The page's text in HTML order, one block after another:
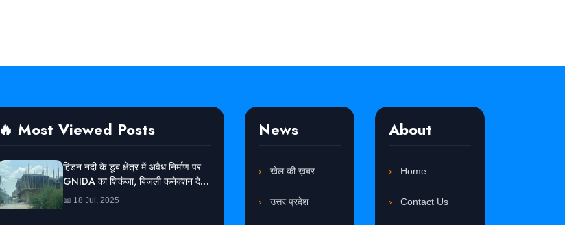
🔥 Most Viewed Posts
हिंडन नदी के डूब क्षेत्र में अवैध निर्माण पर
GNIDA का शिकंजा, बिजली कनेक्शन देने
से किया इनकार
📅 18 Jul, 2025
News
खेल की ख़बर
उत्तर प्रदेश
About
Home
Contact Us